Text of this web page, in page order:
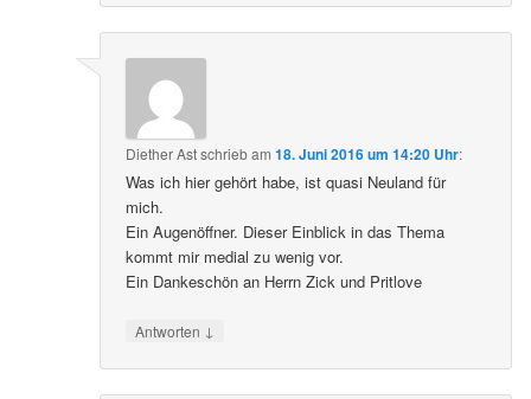
Diether Astschriebam18. Juni 2016 um 14:20 Uhr:
Was ich hier gehört habe, ist quasi Neuland für
mich.
Ein Augenöffner. Dieser Einblick in das Thema
kommt mir medial zu wenig vor.
Ein Dankeschön an Herrn Zick und Pritlove
Antworten ↓